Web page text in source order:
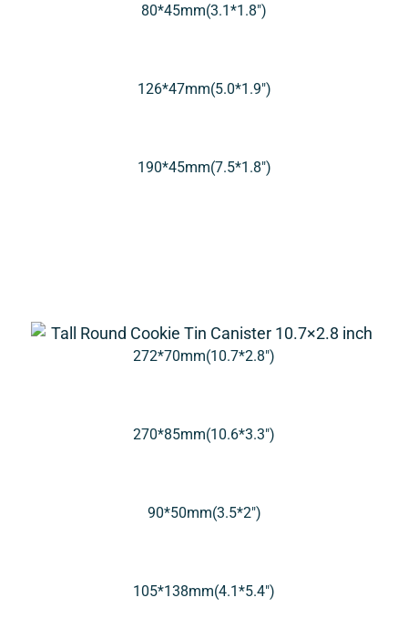
80*45mm(3.1*1.8″)
126*47mm(5.0*1.9″)
190*45mm(7.5*1.8″)
272*70mm(10.7*2.8″)
270*85mm(10.6*3.3″)
90*50mm(3.5*2″)
105*138mm(4.1*5.4″)